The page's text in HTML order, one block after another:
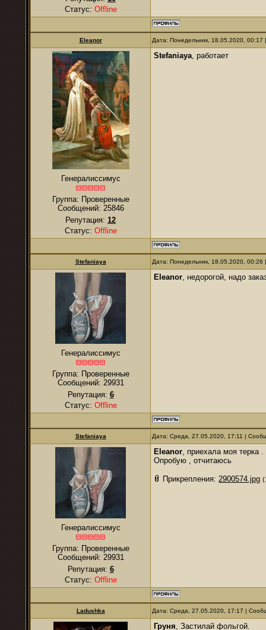
Статус: Offline
Eleanor Дата: Понедельник, 18.05.2020,
Генералиссимус
Группа: Проверенные
Сообщений: 25846
Репутация: 12
Статус: Offline
Stefaniaya, работает
Stefaniaya Дата: Понедельник, 18.05.2020,
Генералиссимус
Группа: Проверенные
Сообщений: 29931
Репутация: 6
Статус: Offline
Eleanor, недорогой, надо
Stefaniaya Дата: Среда, 27.05.2020, 17:11 |
Генералиссимус
Группа: Проверенные
Сообщений: 29931
Репутация: 6
Статус: Offline
Eleanor, приехала моя терка .
Опробую , отчитаюсь
Прикрепления: 2900574.jpg
Ladushka Дата: Среда, 27.05.2020, 17:17 |
Груня, Застилай фольгой.